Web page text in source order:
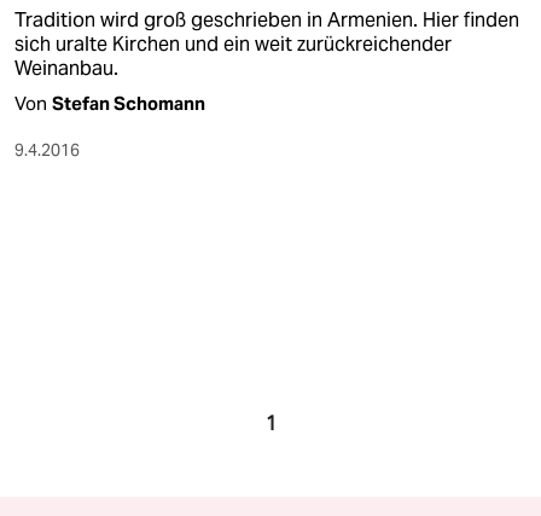
Tradition wird groß geschrieben in Armenien. Hier finden
sich uralte Kirchen und ein weit zurückreichender
Weinanbau.
Von Stefan Schomann
9.4.2016
1